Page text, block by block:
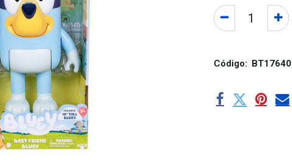
Código: BT17640